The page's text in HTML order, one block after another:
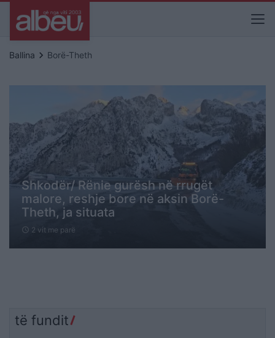
Ballina keyboard_arrow_right Borë-Theth
Shkodër/ Rënie gurësh në rrugët
malore, reshje bore në aksin Borë-
Theth, ja situata
schedule 2 vit me parë
të fundit